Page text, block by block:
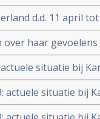
d.d. 11 april
haar
van een
actuele situatie bij
buitenkant
uitziet
actuele situatie bij